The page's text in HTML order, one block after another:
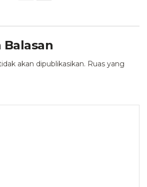
akan dipublikasikan. Ruas yang